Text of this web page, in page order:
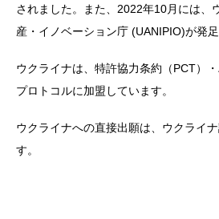
されました。また、2022年10月には、
産・イノベーション庁 (UANIPIO)が発足
ウクライナは、特許協力条約（PCT）
プロトコルに加盟しています。
ウクライナへの直接出願は、ウクライ
す。